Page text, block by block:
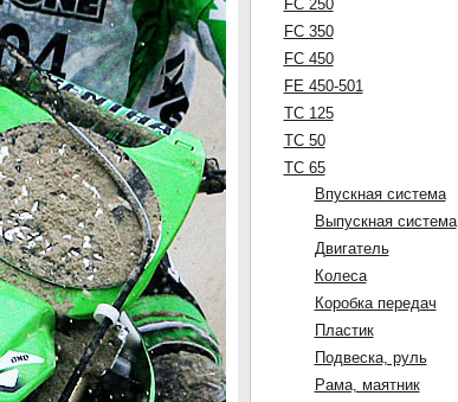
FC 250
FC 350
FC 450
FE 450-501
TC 125
TC 50
TC 65
Впускная система
Выпускная система
Двигатель
Колеса
Коробка передач
Пластик
Подвеска, руль
Рама, маятник